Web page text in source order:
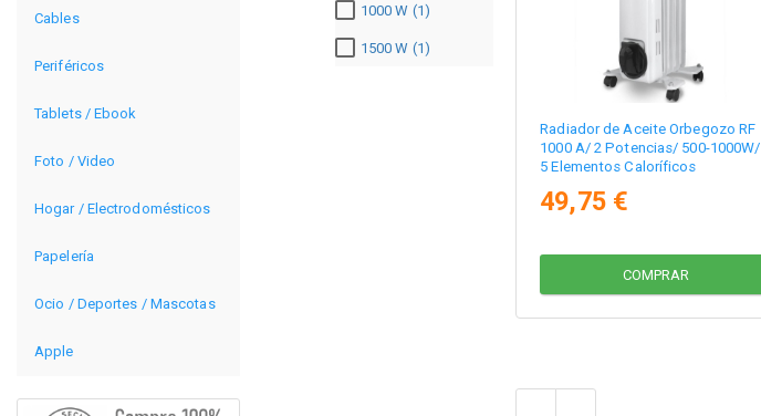
Cables
Periféricos
Tablets / Ebook
Foto / Video
Hogar / Electrodomésticos
Papelería
Ocio / Deportes / Mascotas
Apple
1000 W (1)
1500 W (1)
Radiador de Aceite Orbegozo RF
1000 A/ 2 Potencias/ 500-1000W/
5 Elementos Caloríficos
49,75 €
COMPRAR